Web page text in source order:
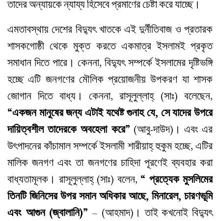
তাদের অন্যায়কে ন্যায্য হিসেবে প্রমাণের চেষ্টা করে যাচ্ছে।
এমতাবস্থায় দেশের বিদ্যুৎ খাতকে এই দুর্নীতিবাজ ও প্রতারক
শাসকগোষ্ঠী থেকে মুক্ত করতে একমাত্র ইসলামই প্রকৃত
সমাধান দিতে পারে। কেননা, বিদ্যুৎ সম্পর্কে ইসলামের দৃষ্টিভঙ্গি
হচ্ছে এটি জনগণের মৌলিক প্রয়োজনীয় উপকরণ যা শাসক
জোগান দিতে বাধ্য। কেননা, রাসূলুল্লাহ্‌ (সাঃ) বলেছেন,
“একজন মানুষের জন্য এটাই যথেষ্ট গুনাহ যে, সে যাদের উপরে
দায়িত্বশীল তাদেরকে অবহেলা করে” (আবু-দাউদ)। এবং এর
উৎপাদনের কাঁচামাল সম্পর্কে ইসলামী শারীয়াহ্‌ হুকুম হচ্ছে, এটির
মালিক জনগণ এবং তা জনগণের চাহিদা পূরণেই ব্যবহার করা
বাধ্যতামূলক। রাসূলুল্লাহ্‌ (সাঃ) বলেন, “ প্রত্যেক মুসলিমের
তিনটি জিনিসের উপর সমান অধিকার আছে, মিনারেল, চারণভূমি
এবং আগুন (জ্বালানি)” – (আহমাদ)। তাই কখনোই বিদ্যুৎ